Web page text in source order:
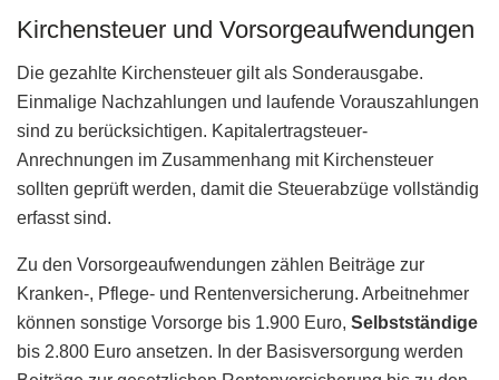
Kirchensteuer und Vorsorgeaufwendungen
Die gezahlte Kirchensteuer gilt als Sonderausgabe.
Einmalige Nachzahlungen und laufende Vorauszahlungen
sind zu berücksichtigen. Kapitalertragsteuer-
Anrechnungen im Zusammenhang mit Kirchensteuer
sollten geprüft werden, damit die Steuerabzüge vollständig
erfasst sind.
Zu den Vorsorgeaufwendungen zählen Beiträge zur
Kranken-, Pflege- und Rentenversicherung. Arbeitnehmer
können sonstige Vorsorge bis 1.900 Euro, Selbstständige
bis 2.800 Euro ansetzen. In der Basisversorgung werden